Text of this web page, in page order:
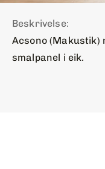
Beskrivelse:
Acsono (Makustik)
smalpanel i eik.